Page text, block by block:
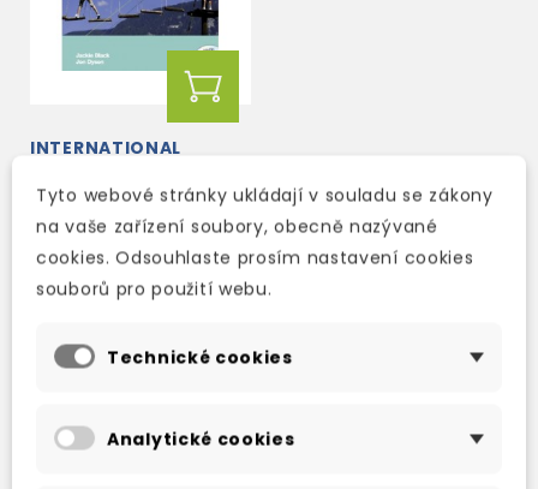
INTERNATIONAL
ENGLISH: WORKING
VIRTUALLY + AUDIO CD
3-5 dní
899 Kč -15% 764 Kč
Tyto webové stránky ukládají v souladu se zákony
na vaše zařízení soubory, obecně nazývané
cookies. Odsouhlaste prosím nastavení cookies
souborů pro použití webu.
Technické cookies
Analytické cookies